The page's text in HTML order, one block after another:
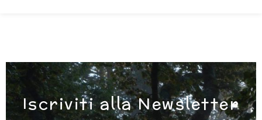
Iscriviti alla Newsletter